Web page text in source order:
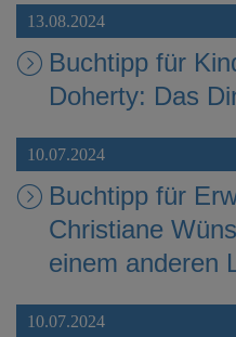
13.08.2024
Buchtipp für
Doherty: Das
10.07.2024
Buchtipp für
Christiane
einem anderen
10.07.2024